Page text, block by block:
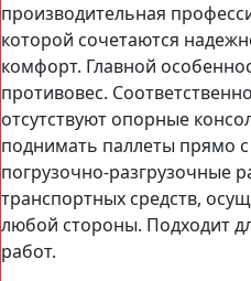
производительная
которой сочетаются
комфорт. Главной
противовес.
отсутствуют опорные
поднимать паллеты прямо
погрузочно-разгрузочные
транспортных средств,
любой стороны. Подходит
работ.